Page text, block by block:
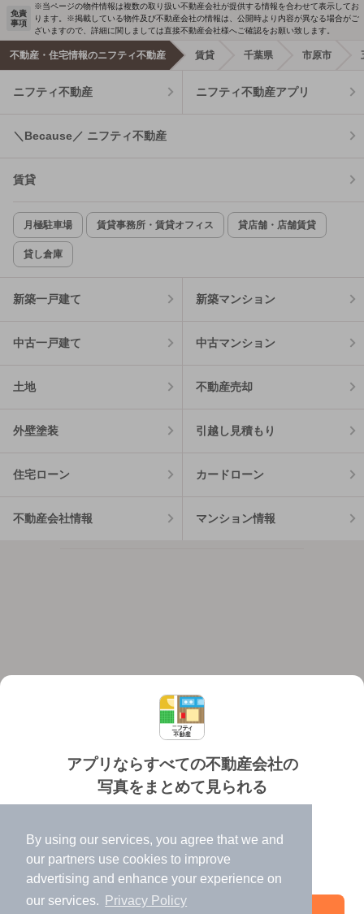
By using our services, you agree that we and
our partners use cookies to improve
advertising and enhance your experience on
our services.
Privacy Policy
アプリならすべての不動産会社の
写真をまとめて見られる
✔️
高速表示で似た物件も見つけやすい
✔️
便利な通知機能も充実
免責
事項
※当ページの物件情報は複数の取り扱い不動産会社が提供する情報を合わせて表示してお
ります。※掲載している物件及び不動産会社の情報は、公開時より内容が異なる場合がご
ざいますので、詳細に関しましては直接不動産会社様へご確認をお願い致します。
不動産・住宅情報のニフティ不動産 賃貸 千葉県 市原市
ニフティ不動産 ニフティ不動産アプリ
＼Because／ ニフティ不動産
賃貸
月極駐車場 賃貸事務所・賃貸オフィス 貸店舗・店舗賃貸
貸し倉庫
新築一戸建て 新築マンション
中古一戸建て 中古マンション
土地 不動産売却
外壁塗装 引越し見積もり
住宅ローン カードローン
不動産会社情報 マンション情報
個人情報保護ポリシー 利用規約